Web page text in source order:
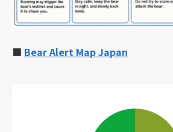
■ Bear Alert Map Japan